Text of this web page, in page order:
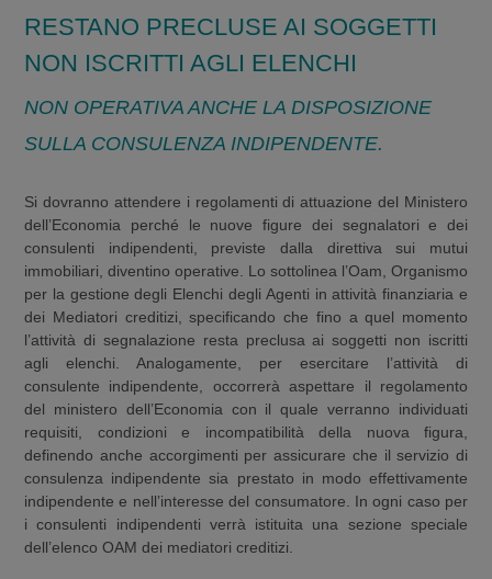
RESTANO PRECLUSE AI SOGGETTI
NON ISCRITTI AGLI ELENCHI
NON OPERATIVA ANCHE LA DISPOSIZIONE
SULLA CONSULENZA INDIPENDENTE.
Si dovranno attendere i regolamenti di attuazione del Ministero
dell’Economia perché le nuove figure dei segnalatori e dei
consulenti indipendenti, previste dalla direttiva sui mutui
immobiliari, diventino operative. Lo sottolinea l’Oam, Organismo
per la gestione degli Elenchi degli Agenti in attività finanziaria e
dei Mediatori creditizi, specificando che fino a quel momento
l’attività di segnalazione resta preclusa ai soggetti non iscritti
agli elenchi. Analogamente, per esercitare l’attività di
consulente indipendente, occorrerà aspettare il regolamento
del ministero dell’Economia con il quale verranno individuati
requisiti, condizioni e incompatibilità della nuova figura,
definendo anche accorgimenti per assicurare che il servizio di
consulenza indipendente sia prestato in modo effettivamente
indipendente e nell’interesse del consumatore. In ogni caso per
i consulenti indipendenti verrà istituita una sezione speciale
dell’elenco OAM dei mediatori creditizi.